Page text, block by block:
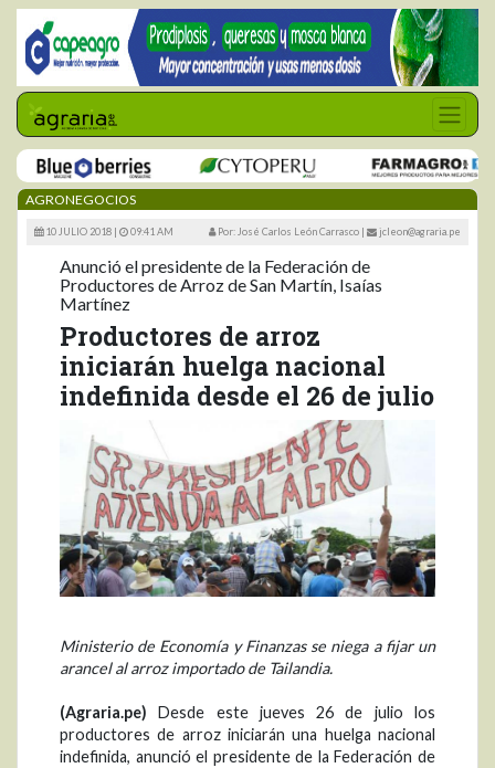
AGRONEGOCIOS
10 JULIO 2018 | 09:41 AM Por: José Carlos León Carrasco | jcleon@agraria.pe
Anunció el presidente de la Federación de
Productores de Arroz de San Martín, Isaías
Martínez
Productores de arroz
iniciarán huelga nacional
indefinida desde el 26 de julio
Ministerio de Economía y Finanzas se niega a fijar un
arancel al arroz importado de Tailandia.
(Agraria.pe) Desde este jueves 26 de julio los
productores de arroz iniciarán una huelga nacional
indefinida, anunció el presidente de la Federación de